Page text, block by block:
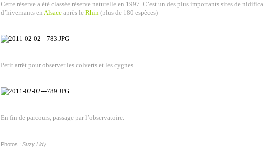
Cette réserve a été classée réserve naturelle en 1997. C’est un des plus importants sites de
d’hivernants en Alsace après le Rhin (plus de 180 espèces)
Petit arrêt pour observer les colverts et les cygnes.
En fin de parcours, passage par l’observatoire.
Photos : Suzy Lidy